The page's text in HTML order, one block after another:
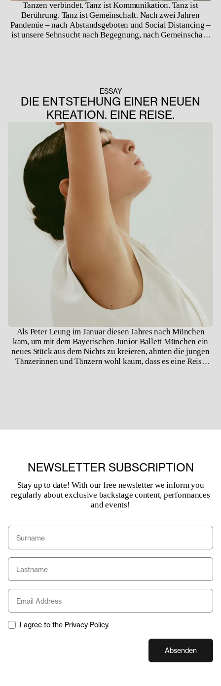
Tanzen verbindet. Tanz ist Kommunikation. Tanz ist
Berührung. Tanz ist Gemeinschaft. Nach zwei Jahren
Pandemie – nach Abstandsgeboten und Social Distancing –
ist unsere Sehnsucht nach Begegnung, nach Gemeinschaft,
ESSAY
DIE ENTSTEHUNG EINER NEUEN
KREATION. EINE REISE.
Als Peter Leung im Januar diesen Jahres nach München
kam, um mit dem Bayerischen Junior Ballett München ein
neues Stück aus dem Nichts zu kreieren, ahnten die jungen
Tänzerinnen und Tänzern wohl kaum, dass es eine Reise
NEWSLETTER SUBSCRIPTION
Stay up to date! With our free newsletter we inform you
regularly about exclusive backstage content, performances
and events!
I agree to the Privacy Policy.
Absenden